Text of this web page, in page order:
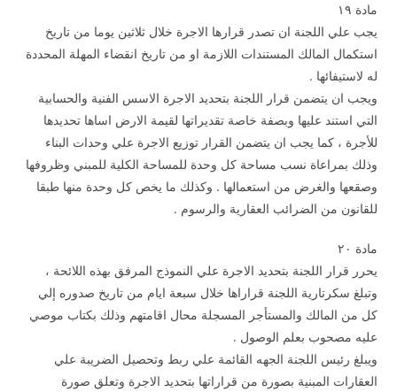
مادة ۱۹
يجب علي اللجنة ان تصدر قرارها الاجرة خلال ثلاثين يوما من تاريخ
استكمال المالك المستندات اللازمة او من تاريخ انقضاء المهلة المحددة
له لاستيفائها .
ويجب ان يتضمن قرار اللجنة بتحديد الاجرة الاسس الفنية والحسابية
التي استند عليها وبصفة خاصة تقديراتها لقيمة الارض اساها تحديدها
للأجرة ، كما يجب ان يتضمن القرار توزيع الاجرة علي وحدات البناء
وذلك بمراعاة نسب مساحة كل وحدة للمساحة الكلية للمبني وظروفها
وصقعها والغرض من استعمالها . وكذلك ما يخص كل وحدة منها طبقا
للقانون من الضرائب العقارية والرسوم .
مادة ۲۰
يحرر قرار اللجنة بتحديد الاجرة علي النموذج المرفق بهذه اللائحة ،
وتبلغ سكرتارية اللجنة قراراها خلال سبعة ايام من تاريخ صدوره إلي
كل من المالك والمستأجر المسجلة محال اقامتهم وذلك بكتاب موصي
عليه مصحوب بعلم الوصول .
ويبلغ رئيس اللجنة الجهه القائمة علي ربط وتحصيل الضريبة علي
العقارات المبنية بصورة من قراراتها بتحديد الاجرة وتعلق صورة